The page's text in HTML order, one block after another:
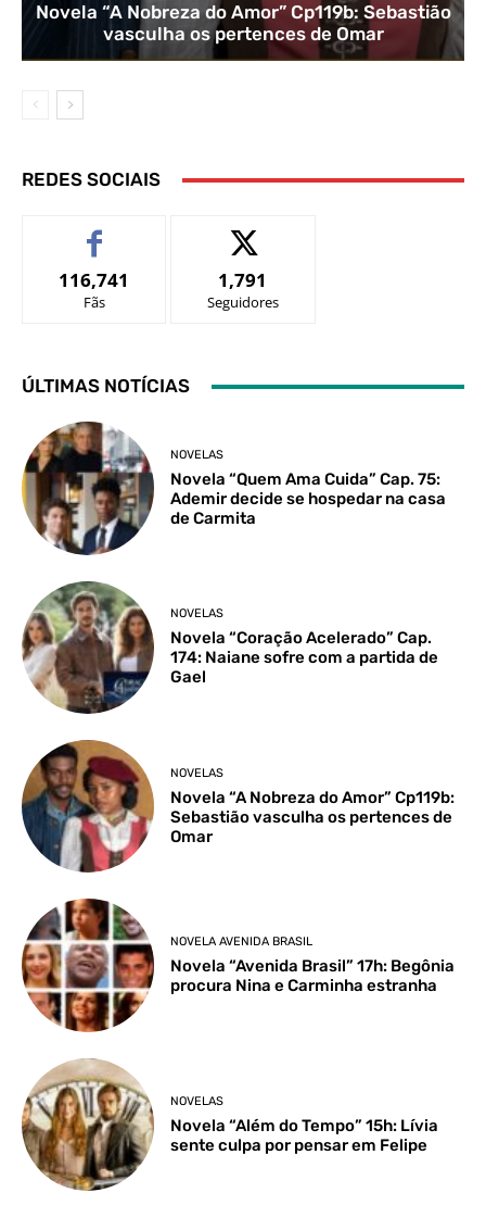
Novela “A Nobreza do Amor” Cp119b: Sebastião
vasculha os pertences de Omar
REDES SOCIAIS
116,741
Fãs
1,791
Seguidores
ÚLTIMAS NOTÍCIAS
NOVELAS
Novela “Quem Ama Cuida” Cap. 75:
Ademir decide se hospedar na casa
de Carmita
NOVELAS
Novela “Coração Acelerado” Cap.
174: Naiane sofre com a partida de
Gael
NOVELAS
Novela “A Nobreza do Amor” Cp119b:
Sebastião vasculha os pertences de
Omar
NOVELA AVENIDA BRASIL
Novela “Avenida Brasil” 17h: Begônia
procura Nina e Carminha estranha
NOVELAS
Novela “Além do Tempo” 15h: Lívia
sente culpa por pensar em Felipe